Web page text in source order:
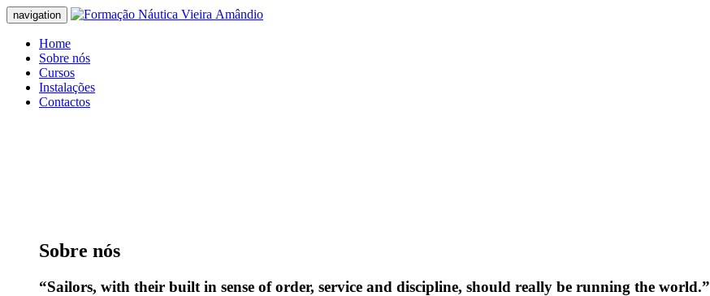
navigation
Home
Sobre nós
Cursos
Instalações
Contactos
Sobre nós
“Sailors, with their built in sense of order, service and discipline, should really be running the world.”